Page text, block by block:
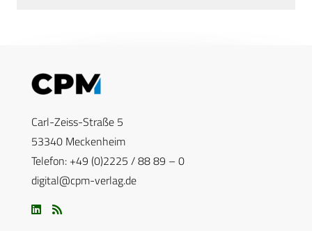
Carl-Zeiss-Straße 5
53340 Meckenheim
Telefon: +49 (0)2225 / 88 89 – 0
digital@cpm-verlag.de